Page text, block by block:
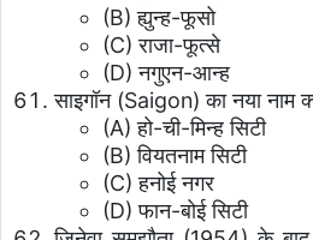
(B) ह्युन्ह-फूसो
(C) राजा-फूत्से
(D) नगुएन-आन्ह
साइगॉन (Saigon) का नया नाम
(A) हो-ची-मिन्ह सिटी
(B) वियतनाम सिटी
(C) हनोई नगर
(D) फान-बोई सिटी